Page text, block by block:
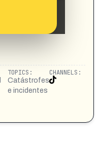
TOPICS:
Catástrofes
e incidentes
CHANNELS: